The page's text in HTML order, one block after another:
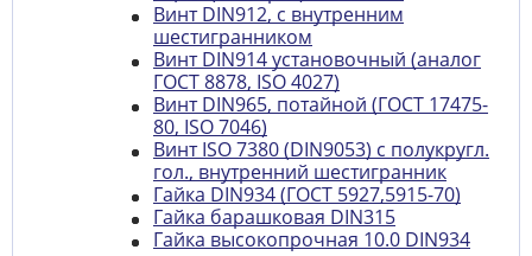
Винт DIN912, с внутренним
шестигранником
Винт DIN914 установочный (аналог
ГОСТ 8878, ISO 4027)
Винт DIN965, потайной (ГОСТ 17475-
80, ISO 7046)
Винт ISO 7380 (DIN9053) с полукругл.
гол., внутренний шестигранник
Гайка DIN934 (ГОСТ 5927,5915-70)
Гайка барашковая DIN315
Гайка высокопрочная 10.0 DIN934